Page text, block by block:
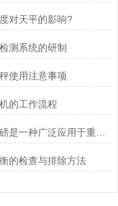
对天平的影响?
测系统的研制
使用注意事项
的工作流程
不锈钢电子地磅是一种广泛应用于重量测量和货物称重的设备
的检查与排除方法